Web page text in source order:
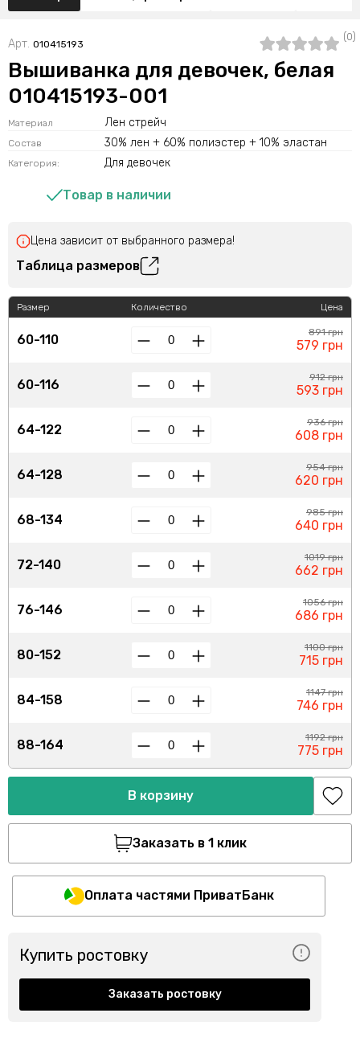
Арт. 010415193
(0)
Вышиванка для девочек, белая
010415193-001
Материал Лен стрейч
Состав 30% лен + 60% полиэстер + 10% эластан
Категория: Для девочек
Товар в наличии
Цена зависит от выбранного размера!
Таблица размеров
Размер
60-110
60-116
64-122
64-128
68-134
72-140
76-146
80-152
84-158
88-164
Количество Цена
891 грн
579 грн
912 грн
593 грн
936 грн
608 грн
954 грн
620 грн
985 грн
640 грн
1019 грн
662 грн
1056 грн
686 грн
1100 грн
715 грн
1147 грн
746 грн
1192 грн
775 грн
В корзину
Заказать в 1 клик
Оплата частями ПриватБанк
Купить ростовку
Заказать ростовку